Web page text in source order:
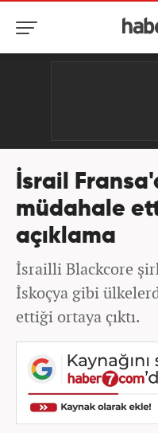
İsrail
müdahale
açıklama
İsrailli Blackcore
İskoçya gibi
ettiği ortaya çıktı.